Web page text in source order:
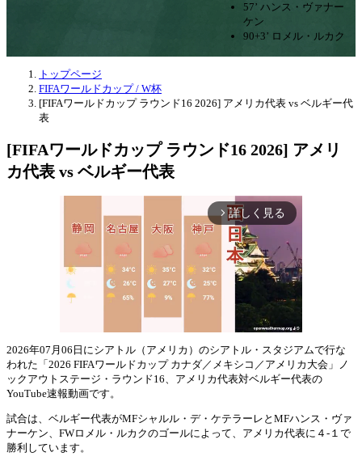
57’ ハンス・ヴァナー
ケン
90+3’ ロメル・ルカク
トップページ
FIFAワールドカップ / W杯
[FIFAワールドカップ ラウンド16 2026] アメリカ代表 vs ベルギー代
表
[FIFAワールドカップ ラウンド16 2026] アメリ
カ代表 vs ベルギー代表
arrow_forward_ios 詳しく見る
Mute
2026年07月06日にシアトル（アメリカ）のシアトル・スタジアムで行な
われた「2026 FIFAワールドカップ カナダ／メキシコ／アメリカ大会」ノ
ックアウトステージ・ラウンド16、アメリカ代表対ベルギー代表の
YouTube速報動画です。
試合は、ベルギー代表がMFシャルル・デ・ケテラーレとMFハンス・ヴァ
ナーケン、FWロメル・ルカクのゴールによって、アメリカ代表に４-１で
勝利しています。